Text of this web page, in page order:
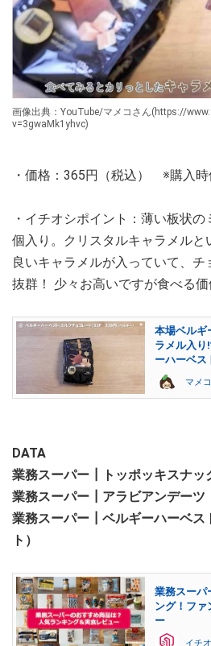
画像出典：YouTube/マメコさん(https://
v=3gwaMk1yhvc)
・価格：365円（税込） ※購入時
・イチオシポイント：薄い板状
個入り。クリスタルキャラメル
良いキャラメルが入っていて、
抜群！ 少々お高いですが食べる価
本場ベルギ
ラメル入
ーハーベス
マメコ
DATA
業務スーパー┃トッポッキスナッ
業務スーパー┃アラビアンデーツ
業務スーパー┃ベルギーハーベス
ト）
業務スーパ
ング！ファ
ー
イチ